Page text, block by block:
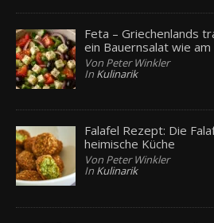
Feta – Griechenlands
ein Bauernsalat wie
Von Peter Winkler
In Kulinarik
Falafel Rezept: Die
heimische Küche
Von Peter Winkler
In Kulinarik